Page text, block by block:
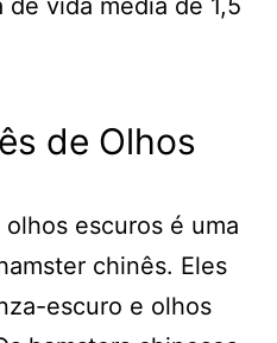
vida média de 1,5
de Olhos
escuros é uma
chinês. Eles
escuro e olhos